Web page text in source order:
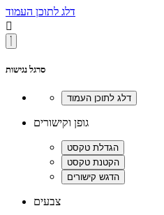
דלג לתוכן העמוד

סרגל נגישות
גופן וקישורים
צבעים